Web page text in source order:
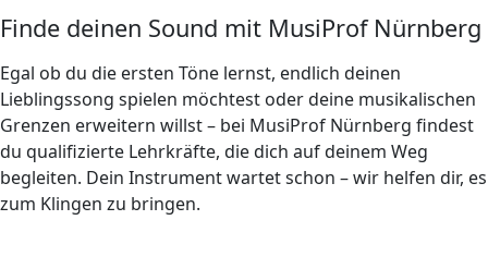
Finde deinen Sound mit MusiProf Nürnberg
Egal ob du die ersten Töne lernst, endlich deinen
Lieblingssong spielen möchtest oder deine musikalischen
Grenzen erweitern willst – bei MusiProf Nürnberg findest
du qualifizierte Lehrkräfte, die dich auf deinem Weg
begleiten. Dein Instrument wartet schon – wir helfen dir, es
zum Klingen zu bringen.